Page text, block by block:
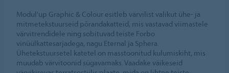
Modul’up Graphic & Colour esitleb värvilist valikut ühe- ja
mitmetekstuurseid põrandakatteid, mis vastavad viimastele
värvitrendidele ning sobituvad teiste Forbo
vinüülkattesarjadega, nagu Eternal ja Sphera.
Ühetekstuursetel katetel on masstoonitud kulumiskiht, mis
muudab värvitoonid sügavamaks. Vaadake väikeseid